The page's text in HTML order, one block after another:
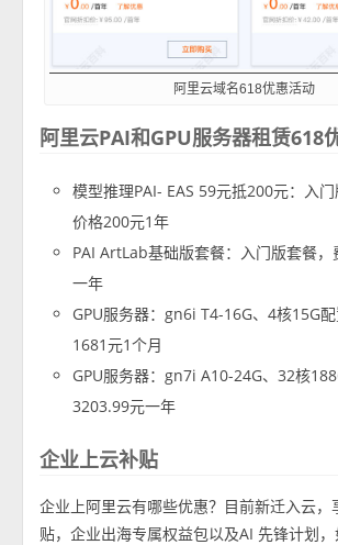
阿里云域名618优惠活动
阿里云PAI和GPU服务器租赁618
模型推理PAI- EAS 59元抵200元：入
价格200元1年
PAI ArtLab基础版套餐：入门版套餐
一年
GPU服务器：gn6i T4-16G、4核15G
1681元1个月
GPU服务器：gn7i A10-24G、32核
3203.99元一年
企业上云补贴
企业上阿里云有哪些优惠？目前新迁入云，
贴，企业出海专属权益包以及AI 先锋计划，